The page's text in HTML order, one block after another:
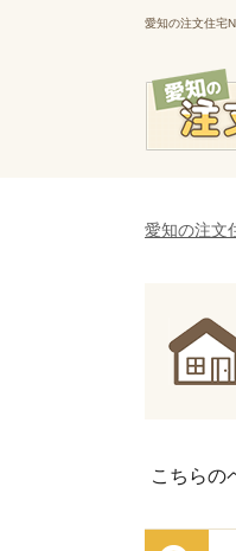
愛知の注文住宅
愛知の注文
こちらの